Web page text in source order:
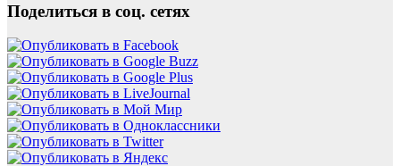
Поделиться в соц. сетях